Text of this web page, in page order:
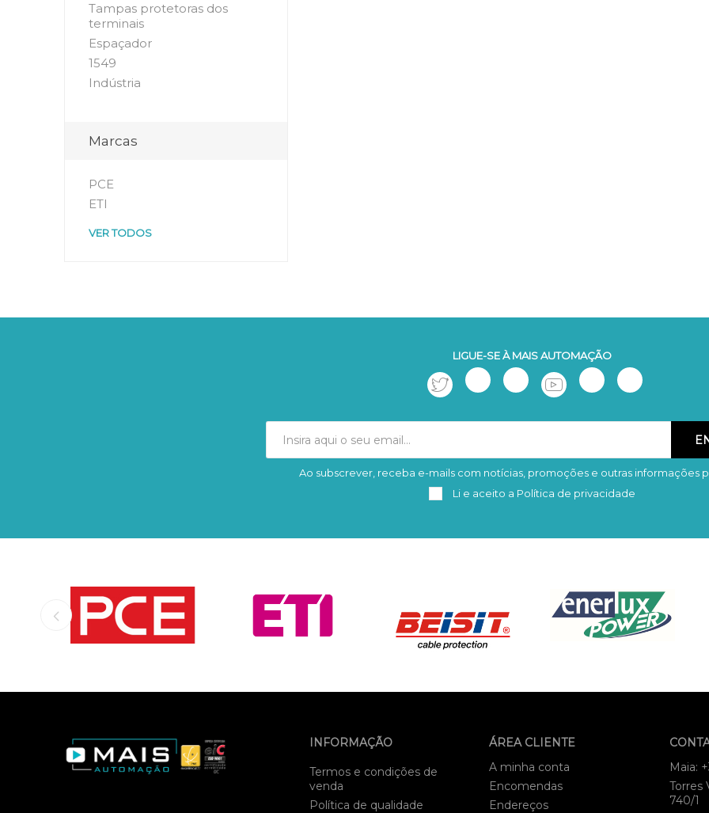
Tampas protetoras dos
terminais
Espaçador
1549
Indústria
Marcas
PCE
ETI
VER TODOS
LIGUE-SE À MAIS AUTOMAÇÃO
Subscrever Remover
Ao subscrever, receba e-mails com notícias, promoções e outras informações
Li e aceito a Política de privacidade
INFORMAÇÃO
Termos e condições de
venda
Política de qualidade
ÁREA CLIENTE
A minha conta
Encomendas
Endereços
Maia:
Torres
740/1